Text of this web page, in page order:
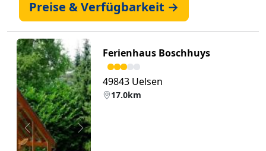
Preise & Verfügbarkeit →
Zurück Weiter
Ferienhaus Boschhuys
49843 Uelsen
17.0km